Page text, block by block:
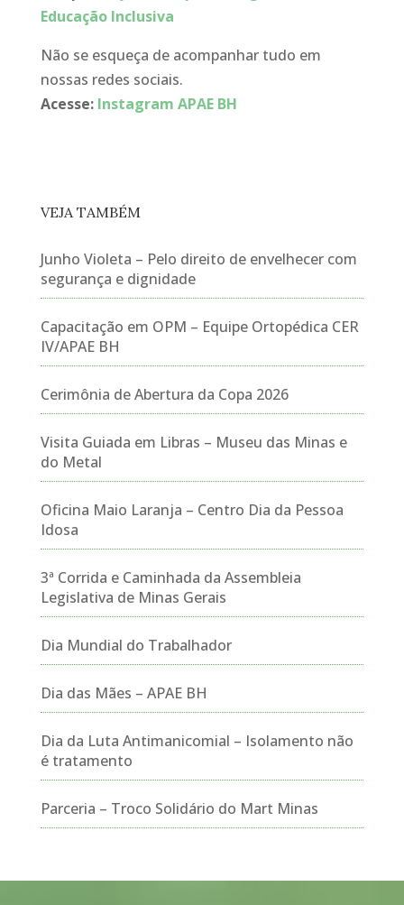
Educação Inclusiva
Não se esqueça de acompanhar tudo em
nossas redes sociais.
Acesse: Instagram APAE BH
VEJA TAMBÉM
Junho Violeta – Pelo direito de envelhecer com
segurança e dignidade
Capacitação em OPM – Equipe Ortopédica CER
IV/APAE BH
Cerimônia de Abertura da Copa 2026
Visita Guiada em Libras – Museu das Minas e
do Metal
Oficina Maio Laranja – Centro Dia da Pessoa
Idosa
3ª Corrida e Caminhada da Assembleia
Legislativa de Minas Gerais
Dia Mundial do Trabalhador
Dia das Mães – APAE BH
Dia da Luta Antimanicomial – Isolamento não
é tratamento
Parceria – Troco Solidário do Mart Minas